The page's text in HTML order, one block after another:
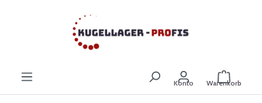
Zum Hauptinhalt springen
Konto Warenkorb